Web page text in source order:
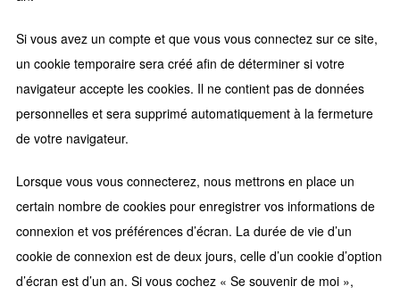
Si vous avez un compte et que vous vous connectez sur ce site,
un cookie temporaire sera créé afin de déterminer si votre
navigateur accepte les cookies. Il ne contient pas de données
personnelles et sera supprimé automatiquement à la fermeture
de votre navigateur.
Lorsque vous vous connecterez, nous mettrons en place un
certain nombre de cookies pour enregistrer vos informations de
connexion et vos préférences d’écran. La durée de vie d’un
cookie de connexion est de deux jours, celle d’un cookie d’option
d’écran est d’un an. Si vous cochez « Se souvenir de moi »,